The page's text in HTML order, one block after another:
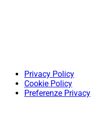
Privacy Policy
Cookie Policy
Preferenze Privacy